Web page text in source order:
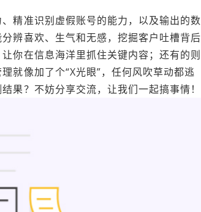
精准识别虚假账号的能力，以及输出的数
辨喜欢、生气和无感，挖掘客户吐槽背后
你在信息海洋里抓住关键内容；还有的则
就像加了个“X光眼”，任何风吹草动都逃
果？不妨分享交流，让我们一起搞事情！